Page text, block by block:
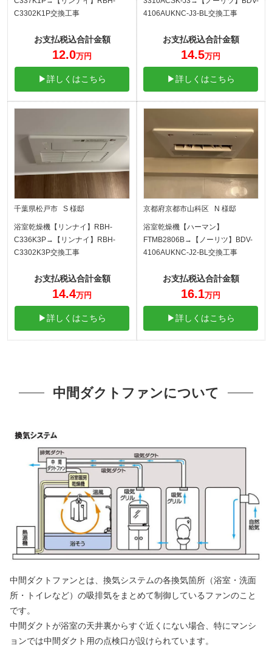
C3302K1P交換工事
お支払税込合計金額
12.0万円
▶詳しくはこちら
4106AUKNC-J3-BL交換工事
お支払税込合計金額
14.5万円
▶詳しくはこちら
千葉県松戸市 S 様邸
浴室乾燥機【リンナイ】RBH-
C336K3P→【リンナイ】RBH-
C3302K3P交換工事
お支払税込合計金額
14.4万円
▶詳しくはこちら
京都府京都市山科区 N 様邸
浴室乾燥機【ハーマン】
FTMB2806B→【ノーリツ】BDV-
4106AUKNC-J2-BL交換工事
お支払税込合計金額
16.1万円
▶詳しくはこちら
中間ダクトファンについて
中間ダクトファンとは、換気システムの各換気箇所（浴室・洗面
所・トイレなど）の吸排気をまとめて制御しているファンのこと
です。
中間ダクトが浴室の天井裏からすぐ近くにない場合、特にマンシ
ョンでは中間ダクト用の点検口が設けられています。